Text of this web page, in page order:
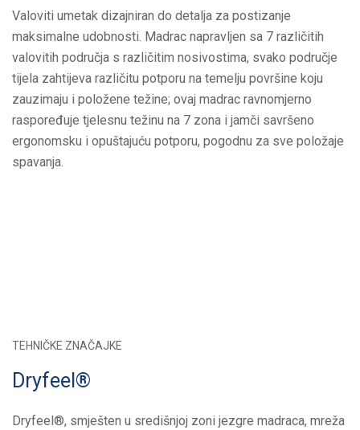
Valoviti umetak dizajniran do detalja za postizanje
maksimalne udobnosti. Madrac napravljen sa 7 različitih
valovitih područja s različitim nosivostima, svako područje
tijela zahtijeva različitu potporu na temelju površine koju
zauzimaju i položene težine; ovaj madrac ravnomjerno
raspoređuje tjelesnu težinu na 7 zona i jamči savršeno
ergonomsku i opuštajuću potporu, pogodnu za sve položaje
spavanja.
TEHNIČKE ZNAČAJKE
Dryfeel®
Dryfeel®, smješten u središnjoj zoni jezgre madraca, mreža